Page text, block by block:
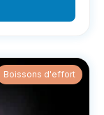
Boissons d'effort